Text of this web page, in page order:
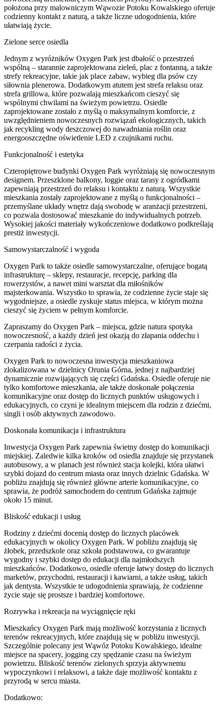
położona przy malowniczym Wąwozie Potoku Kowalskiego oferuje
codzienny kontakt z naturą, a także liczne udogodnienia, które
ułatwiają życie.
Zielone serce osiedla
Jednym z wyróżników Oxygen Park jest dbałość o przestrzeń
wspólną – starannie zaprojektowana zieleń, plac z fontanną, a także
strefy rekreacyjne, takie jak place zabaw, wybieg dla psów czy
siłownia plenerowa. Dodatkowym atutem jest strefa relaksu oraz
strefa grillowa, które pozwalają mieszkańcom cieszyć się
wspólnymi chwilami na świeżym powietrzu. Osiedle
zaprojektowane zostało z myślą o maksymalnym komforcie, z
uwzględnieniem nowoczesnych rozwiązań ekologicznych, takich
jak recykling wody deszczowej do nawadniania roślin oraz
energooszczędne oświetlenie LED z czujnikami ruchu.
Funkcjonalność i estetyka
Czteropiętrowe budynki Oxygen Park wyróżniają się nowoczesnym
designem. Przeszklone balkony, loggie oraz tarasy z ogródkami
zapewniają przestrzeń do relaksu i kontaktu z naturą. Wszystkie
mieszkania zostały zaprojektowane z myślą o funkcjonalności –
przemyślane układy wnętrz dają swobodę w aranżacji przestrzeni,
co pozwala dostosować mieszkanie do indywidualnych potrzeb.
Wysokiej jakości materiały wykończeniowe dodatkowo podkreślają
prestiż inwestycji.
Samowystarczalność i wygoda
Oxygen Park to także osiedle samowystarczalne, oferujące bogatą
infrastrukturę – sklepy, restauracje, recepcję, parking dla
rowerzystów, a nawet mini warsztat dla miłośników
majsterkowania. Wszystko to sprawia, że codzienne życie staje się
wygodniejsze, a osiedle zyskuje status miejsca, w którym można
cieszyć się życiem w pełnym komforcie.
Zapraszamy do Oxygen Park – miejsca, gdzie natura spotyka
nowoczesność, a każdy dzień jest okazją do złapania oddechu i
czerpania radości z życia.
Oxygen Park to nowoczesna inwestycja mieszkaniowa
zlokalizowana w dzielnicy Orunia Górna, jednej z najbardziej
dynamicznie rozwijających się części Gdańska. Osiedle oferuje nie
tylko komfortowe mieszkania, ale także doskonałe połączenia
komunikacyjne oraz dostęp do licznych punktów usługowych i
edukacyjnych, co czyni je idealnym miejscem dla rodzin z dziećmi,
singli i osób aktywnych zawodowo.
Doskonała komunikacja i infrastruktura
Inwestycja Oxygen Park zapewnia świetny dostęp do komunikacji
miejskiej. Zaledwie kilka kroków od osiedla znajduje się przystanek
autobusowy, a w planach jest również stacja kolejki, która ułatwi
szybki dojazd do centrum miasta oraz innych dzielnic Gdańska. W
pobliżu znajdują się również główne arterie komunikacyjne, co
sprawia, że podróż samochodem do centrum Gdańska zajmuje
około 15 minut.
Bliskość edukacji i usług
Rodziny z dziećmi docenią dostęp do licznych placówek
edukacyjnych w okolicy Oxygen Park. W pobliżu znajdują się
żłobek, przedszkole oraz szkoła podstawowa, co gwarantuje
wygodny i szybki dostęp do edukacji dla najmłodszych
mieszkańców. Dodatkowo, osiedle oferuje łatwy dostęp do licznych
marketów, przychodni, restauracji i kawiarni, a także usług, takich
jak dentysta. Wszystkie te udogodnienia sprawiają, że codzienne
życie staje się prostsze i bardziej komfortowe.
Rozrywka i rekreacja na wyciągnięcie ręki
Mieszkańcy Oxygen Park mają możliwość korzystania z licznych
terenów rekreacyjnych, które znajdują się w pobliżu inwestycji.
Szczególnie polecany jest Wąwóz Potoku Kowalskiego, idealne
miejsce na spacery, jogging czy spędzanie czasu na świeżym
powietrzu. Bliskość terenów zielonych sprzyja aktywnemu
wypoczynkowi i relaksowi, a także daje możliwość kontaktu z
przyrodą w sercu miasta.
Dodatkowo: